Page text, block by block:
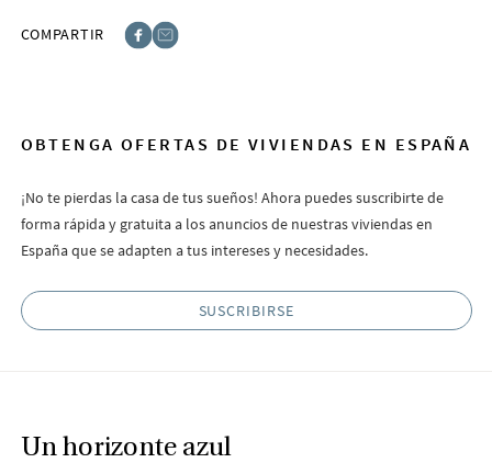
COMPARTIR
OBTENGA OFERTAS DE VIVIENDAS EN ESPAÑA
¡No te pierdas la casa de tus sueños! Ahora puedes suscribirte de
forma rápida y gratuita a los anuncios de nuestras viviendas en
España que se adapten a tus intereses y necesidades.
SUSCRIBIRSE
Un horizonte azul